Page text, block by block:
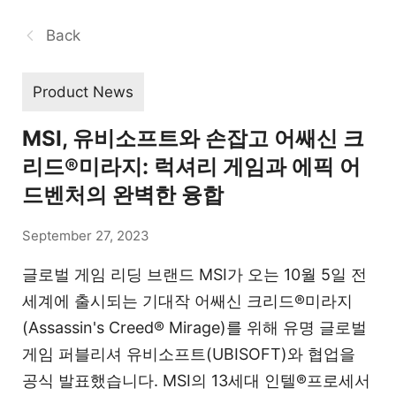
Back
Product News
MSI, 유비소프트와 손잡고 어쌔신 크
리드®미라지: 럭셔리 게임과 에픽 어
드벤처의 완벽한 융합
September 27, 2023
글로벌 게임 리딩 브랜드 MSI가 오는 10월 5일 전
세계에 출시되는 기대작 어쌔신 크리드®미라지
(Assassin's Creed® Mirage)를 위해 유명 글로벌
게임 퍼블리셔 유비소프트(UBISOFT)와 협업을
공식 발표했습니다. MSI의 13세대 인텔®프로세서